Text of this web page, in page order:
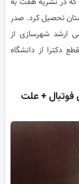
تحصیل کرد. صدر
ارشد شهرسازی از
دکترا از دانشگاه
فوتبال + علت